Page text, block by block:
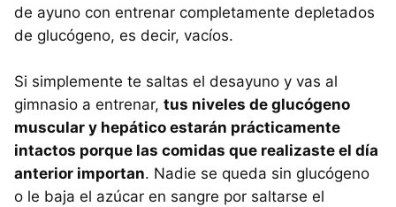
de ayuno con entrenar completamente depletados
de glucógeno, es decir, vacíos.
Si simplemente te saltas el desayuno y vas al
gimnasio a entrenar, tus niveles de glucógeno
muscular y hepático estarán prácticamente
intactos porque las comidas que realizaste el día
anterior importan. Nadie se queda sin glucógeno
o le baja el azúcar en sangre por saltarse el